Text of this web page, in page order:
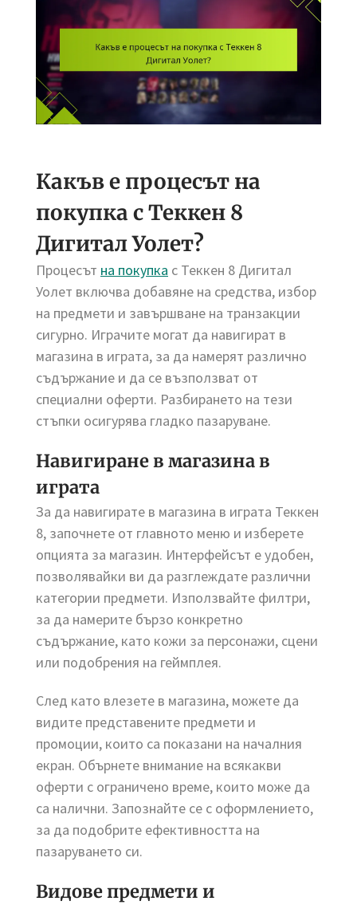
Какъв е процесът на
покупка с Теккен 8
Дигитал Уолет?
Процесът на покупка с Теккен 8 Дигитал
Уолет включва добавяне на средства, избор
на предмети и завършване на транзакции
сигурно. Играчите могат да навигират в
магазина в играта, за да намерят различно
съдържание и да се възползват от
специални оферти. Разбирането на тези
стъпки осигурява гладко пазаруване.
Навигиране в магазина в
играта
За да навигирате в магазина в играта Теккен
8, започнете от главното меню и изберете
опцията за магазин. Интерфейсът е удобен,
позволявайки ви да разглеждате различни
категории предмети. Използвайте филтри,
за да намерите бързо конкретно
съдържание, като кожи за персонажи, сцени
или подобрения на геймплея.
След като влезете в магазина, можете да
видите представените предмети и
промоции, които са показани на началния
екран. Обърнете внимание на всякакви
оферти с ограничено време, които може да
са налични. Запознайте се с оформлението,
за да подобрите ефективността на
пазаруването си.
Видове предмети и